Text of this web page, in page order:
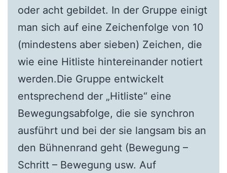
oder acht gebildet. In der Gruppe einigt
man sich auf eine Zeichenfolge von 10
(mindestens aber sieben) Zeichen, die
wie eine Hitliste hintereinander notiert
werden.Die Gruppe entwickelt
entsprechend der „Hitliste“ eine
Bewegungsabfolge, die sie synchron
ausführt und bei der sie langsam bis an
den Bühnenrand geht (Bewegung –
Schritt – Bewegung usw. Auf